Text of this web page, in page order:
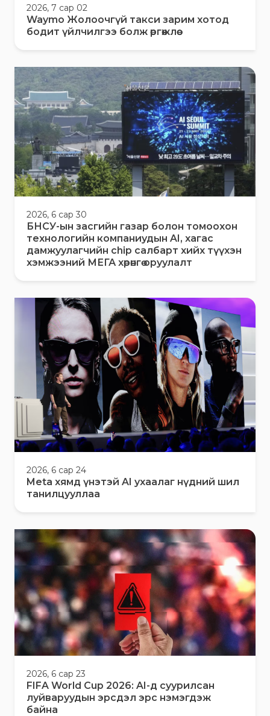
2026, 7 сар 02
Waymo Жолоочгүй такси зарим хотод
бодит үйлчилгээ болж өргөжлөө
2026, 6 сар 30
БНСУ-ын засгийн газар болон томоохон
технологийн компаниудын AI, хагас
дамжуулагчийн chip салбарт хийх түүхэн
хэмжээний МЕГА хөрөнгө оруулалт
2026, 6 сар 24
Meta хямд үнэтэй AI ухаалаг нүдний шил
танилцууллаа
2026, 6 сар 23
FIFA World Cup 2026: AI-д суурилсан
луйваруудын эрсдэл эрс нэмэгдэж
байна